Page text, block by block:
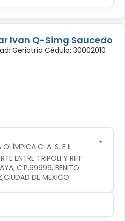
Ivan Q-Simg Saucedo
Geriatría Cédula: 30002010
C. A. S. E II
ENTRE TRIPOLI Y RIFF
C.P.99999, BENITO
DE MEXICO